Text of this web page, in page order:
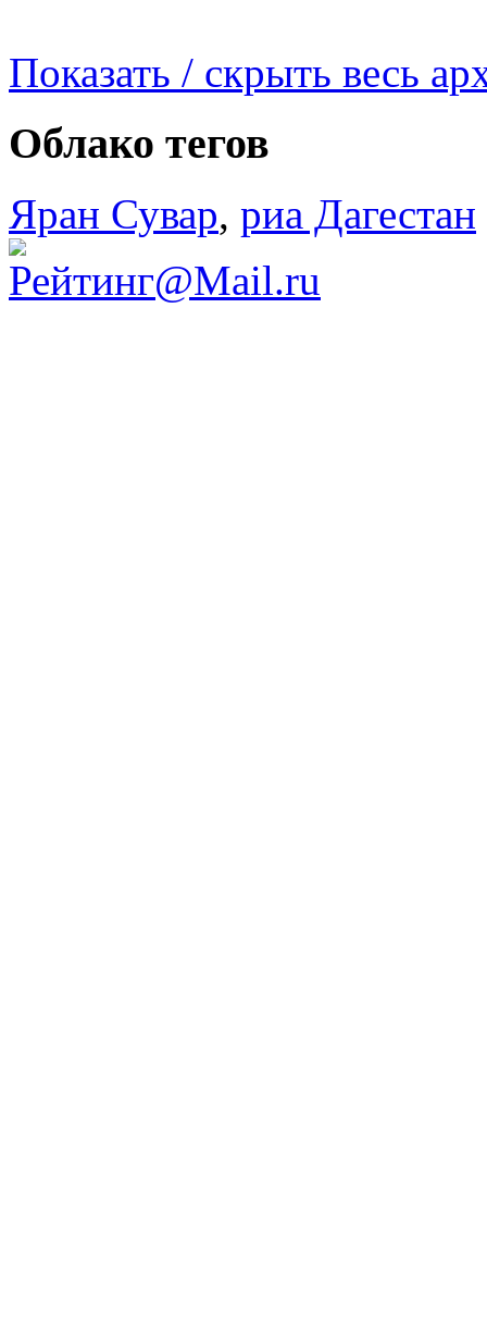
Показать / скрыть весь
Облако тегов
Яран Сувар, риа Дагестан